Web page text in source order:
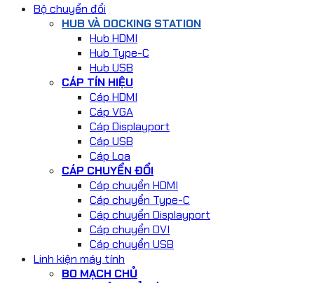
Bộ chuyển đổi
HUB VÀ DOCKING STATION
Hub HDMI
Hub Type-C
Hub USB
CÁP TÍN HIỆU
Cáp HDMI
Cáp VGA
Cáp Displayport
Cáp USB
Cáp Loa
CÁP CHUYỂN ĐỔI
Cáp chuyển HDMI
Cáp chuyển Type-C
Cáp chuyển Displayport
Cáp chuyển DVI
Cáp chuyển USB
Linh kiện máy tính
BO MẠCH CHỦ